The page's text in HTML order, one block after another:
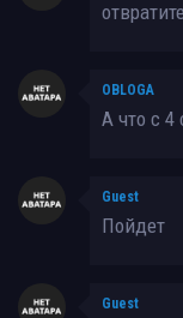
OBLOGA
А что с 4
Guest
Пойдет
Guest